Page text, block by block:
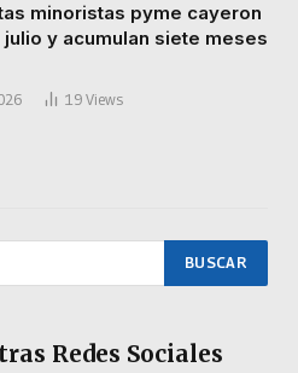
minoristas pyme cayeron
julio y acumulan siete meses
19 Views
Redes Sociales